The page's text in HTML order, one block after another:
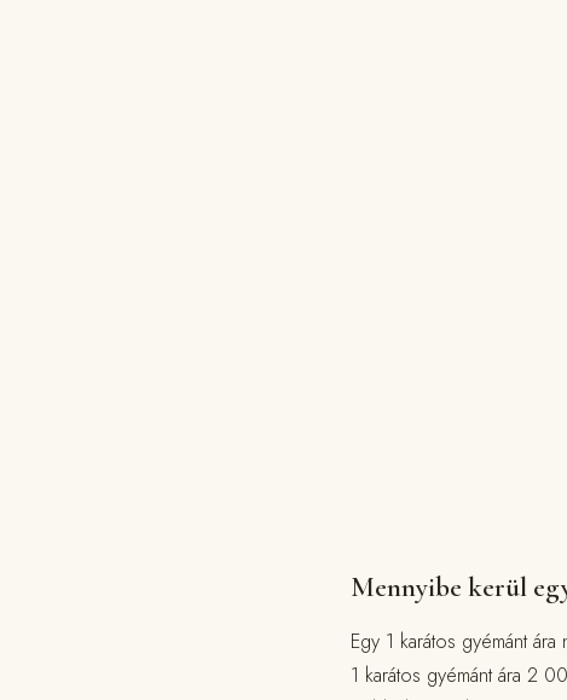
Mennyibe kerül
Egy 1 karátos gyémánt
1 karátos gyémánt ára 2